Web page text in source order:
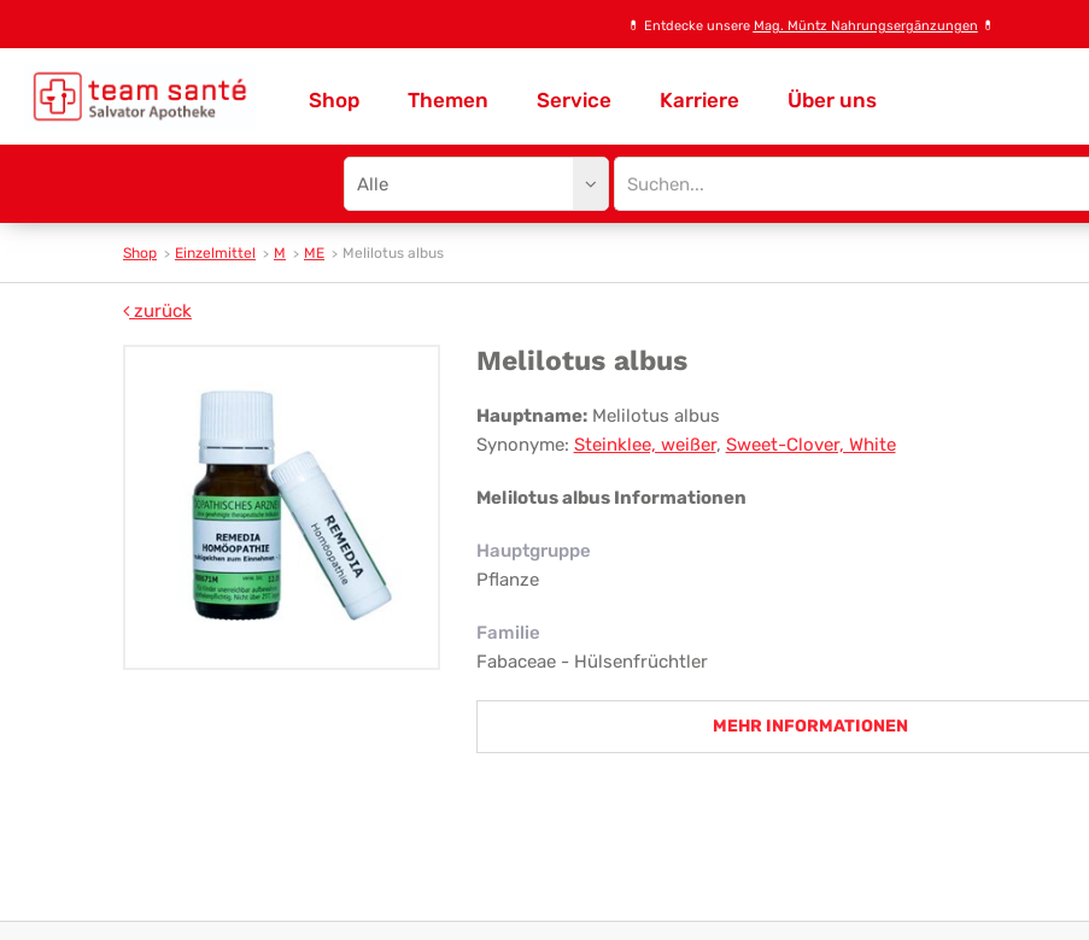
💊 Entdecke unsere Mag. Müntz Nahrungsergänzungen 💊
Shop Themen Service Karriere Über uns
Search
type
Site
search
Shop Einzelmittel M ME Melilotus albus
zurück
Melilotus
albus
Melilotus albus
Hauptname: Melilotus albus
Synonyme: Steinklee, weißer, Sweet-Clover, White
Melilotus albus Informationen
Hauptgruppe
Pflanze
Familie
Fabaceae - Hülsenfrüchtler
MEHR INFORMATIONEN